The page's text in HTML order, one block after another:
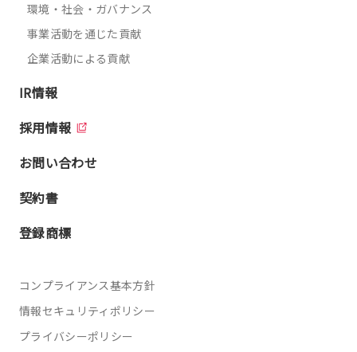
環境・社会・ガバナンス
事業活動を通じた貢献
企業活動による貢献
IR情報
採用情報
お問い合わせ
契約書
登録商標
コンプライアンス基本方針
情報セキュリティポリシー
プライバシーポリシー